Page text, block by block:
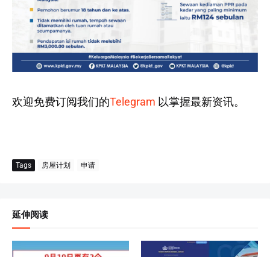
欢迎免费订阅我们的Telegram 以掌握最新资讯。
Tags 房屋计划 申请
延伸阅读